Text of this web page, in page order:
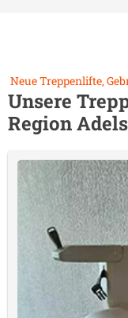
Neue Treppenlifte,
Unsere
Region